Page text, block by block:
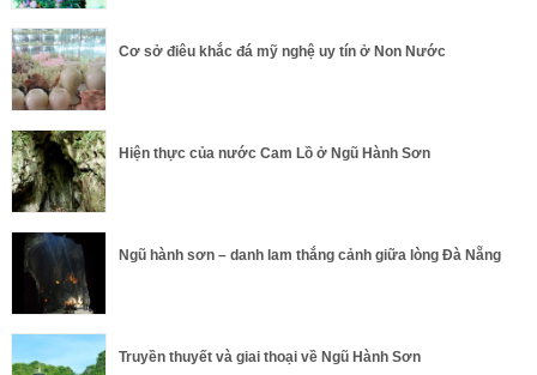
Cơ sở điêu khắc đá mỹ nghệ uy tín ở Non Nước
Hiện thực của nước Cam Lồ ở Ngũ Hành Sơn
Ngũ hành sơn – danh lam thắng cảnh giữa lòng Đà Nẵng
Truyền thuyết và giai thoại về Ngũ Hành Sơn